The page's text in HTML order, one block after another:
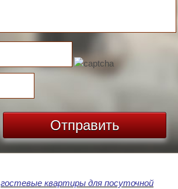
гостевые квартиры для посуточной